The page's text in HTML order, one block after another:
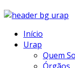
Início
Urap
Quem